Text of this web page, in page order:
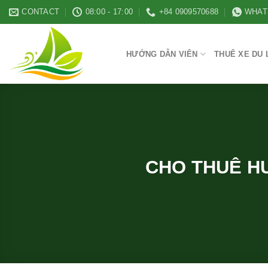
Skip
to
CONTACT 08:00 - 17:00 +84 0909570688
HƯỚNG DẪN VIÊN THUÊ XE DU
CHO THUÊ